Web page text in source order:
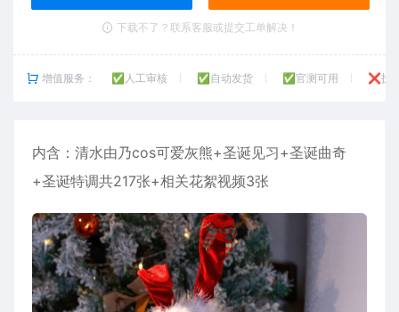
下载不了？联系客服或提交工单解决！
增值服务： ✅人工审核 ✅自动发货 ✅官测可用 ❌技
内含： 清水由乃cos可爱灰熊+圣诞见习+圣诞曲奇
+圣诞特调共217张+相关花絮视频3张